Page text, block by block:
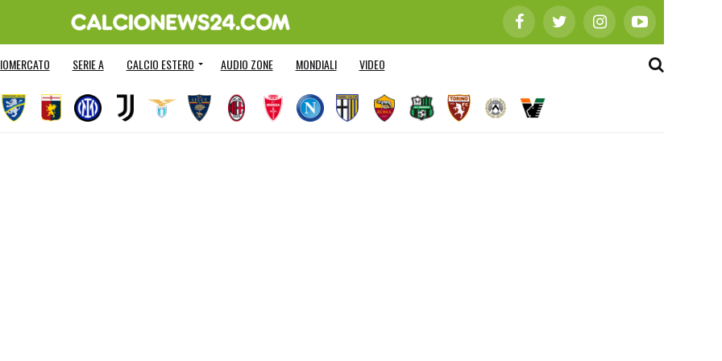
SERIE A CALCIO ESTERO AUDIO ZONE MONDIALI VIDEO